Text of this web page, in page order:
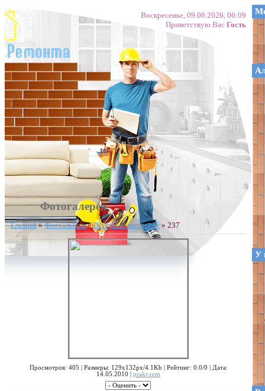
Воскресенье, 09.08.2026, 06:09
Приветствую Вас Гость
Фотогалерея
Главная»Фотоальбом»Шторы в интерьере » 237
Просмотров: 405 | Размеры: 129x132px/4.1Kb | Рейтинг: 0.0/0 | Дата:
14.05.2010 | prakt-rem
У